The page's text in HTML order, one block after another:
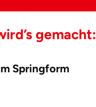
gemacht:
Springform